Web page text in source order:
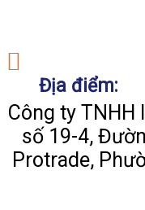
Địa điểm:
Công ty TNHH
số 19-4,
Protrade,